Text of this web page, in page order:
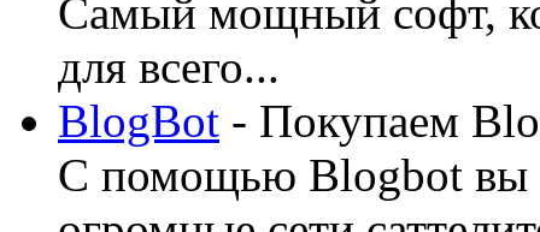
Самый мощный софт,
для всего...
BlogBot - Покупаем
С помощью Blogbot вы